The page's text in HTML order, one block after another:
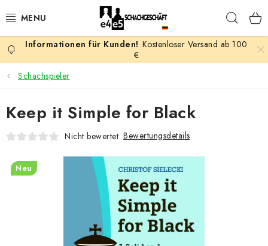
Inhalt
AKTION
SCHACHSPIELE
SCHACHFIGUREN
SCHACHBRETTER
SCHACHUHREN
SCHACH-ANTIQUITÄTENLADEN
Kostenloser Versand ab 100
€
Schachspieler
Keep it Simple for Black
Nicht bewertet Bewertungsdetails
Neu